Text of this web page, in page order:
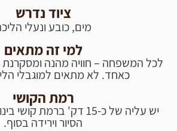
ציוד נדרש
מים, כובע ונעלי
למי זה מתאים
לכל המשפחה – חוויה מהנה ומסקרנת
כאחד. לא מתאים למוגבלי
רמת הקושי
יש עליה של כ-15 דק' ברמת
הסיור וירידה בסוף.